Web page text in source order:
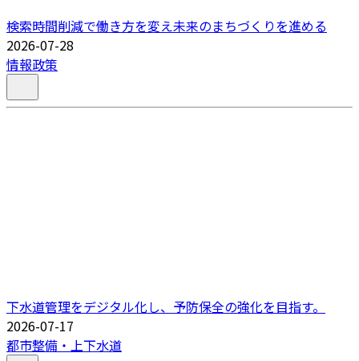
検索時間削減で働き方を変え未来のまちづくりを進める
2026-07-28
情報政策
下水道管理をデジタル化し、予防保全の強化を目指す。
2026-07-17
都市整備・上下水道